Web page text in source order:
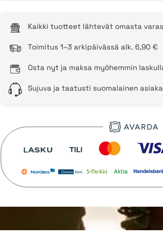
Kaikki tuotteet lähtevät omasta
Toimitus 1–3 arkipäivässä alk. 6,90 €
Osta nyt ja maksa myöhemmin
Sujuva ja taatusti suomalainen